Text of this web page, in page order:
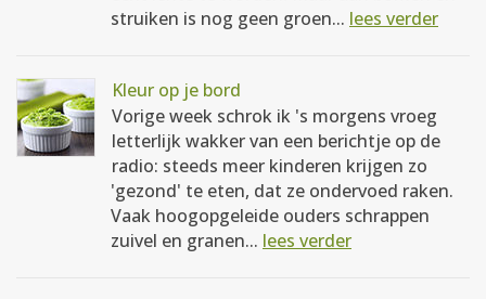
struiken is nog geen groen... lees verder
Kleur op je bord
Vorige week schrok ik 's morgens vroeg
letterlijk wakker van een berichtje op de
radio: steeds meer kinderen krijgen zo
'gezond' te eten, dat ze ondervoed raken.
Vaak hoogopgeleide ouders schrappen
zuivel en granen... lees verder